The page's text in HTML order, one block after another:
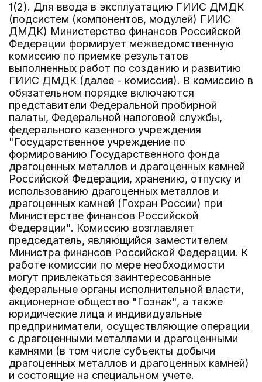
1(2). Для ввода в эксплуатацию ГИИС ДМДК
(подсистем (компонентов, модулей) ГИИС
ДМДК) Министерство финансов Российской
Федерации формирует межведомственную
комиссию по приемке результатов
выполненных работ по созданию и развитию
ГИИС ДМДК (далее - комиссия). В комиссию в
обязательном порядке включаются
представители Федеральной пробирной
палаты, Федеральной налоговой службы,
федерального казенного учреждения
"Государственное учреждение по
формированию Государственного фонда
драгоценных металлов и драгоценных камней
Российской Федерации, хранению, отпуску и
использованию драгоценных металлов и
драгоценных камней (Гохран России) при
Министерстве финансов Российской
Федерации". Комиссию возглавляет
председатель, являющийся заместителем
Министра финансов Российской Федерации. К
работе комиссии по мере необходимости
могут привлекаться заинтересованные
федеральные органы исполнительной власти,
акционерное общество "Гознак", а также
юридические лица и индивидуальные
предприниматели, осуществляющие операции
с драгоценными металлами и драгоценными
камнями (в том числе субъекты добычи
драгоценных металлов и драгоценных камней)
и состоящие на специальном учете.